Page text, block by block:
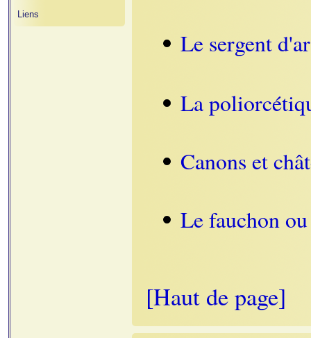
Liens
Le sergent
La
Canons et
Le fauchon
[Haut de page]